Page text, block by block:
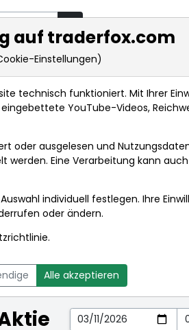
Realtimekurse Nachrichten
CHARTTOOL
auf traderfox.com
Einstellungen)
technisch funktioniert. Mit Ihrer
YouTube-Videos,
oder ausgelesen und
Eine Verarbeitung kann
individuell festlegen. Ihre
oder ändern.
.
Alle akzeptieren